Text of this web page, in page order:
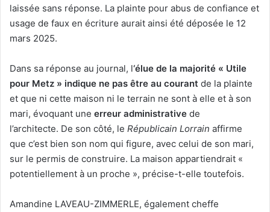
laissée sans réponse. La plainte pour abus de confiance et
usage de faux en écriture aurait ainsi été déposée le 12
mars 2025.
Dans sa réponse au journal, l‘élue de la majorité « Utile
pour Metz » indique ne pas être au courant de la plainte
et que ni cette maison ni le terrain ne sont à elle et à son
mari, évoquant une erreur administrative de
l’architecte. De son côté, le Républicain Lorrain affirme
que c’est bien son nom qui figure, avec celui de son mari,
sur le permis de construire. La maison appartiendrait «
potentiellement à un proche », précise-t-elle toutefois.
Amandine LAVEAU-ZIMMERLE, également cheffe